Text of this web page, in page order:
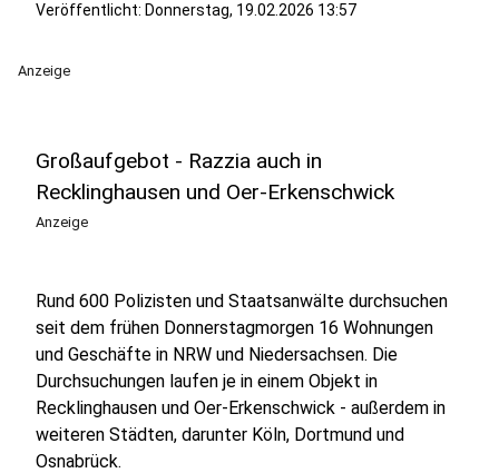
Veröffentlicht: Donnerstag, 19.02.2026 13:57
Anzeige
Großaufgebot - Razzia auch in
Recklinghausen und Oer-Erkenschwick
Anzeige
Rund 600 Polizisten und Staatsanwälte durchsuchen
seit dem frühen Donnerstagmorgen 16 Wohnungen
und Geschäfte in NRW und Niedersachsen. Die
Durchsuchungen laufen je in einem Objekt in
Recklinghausen und Oer-Erkenschwick - außerdem in
weiteren Städten, darunter Köln, Dortmund und
Osnabrück.